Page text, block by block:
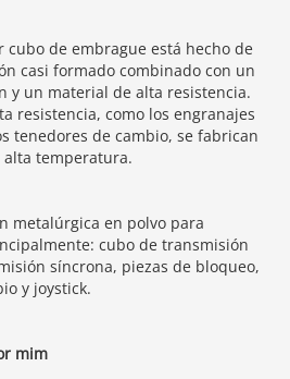
de embrague está hecho de
casi formado combinado con un
y un material de alta resistencia.
resistencia, como los engranajes
tenedores de cambio, se fabrican
temperatura.
metalúrgica en polvo para
cubo de transmisión
síncrona, piezas de bloqueo,
y joystick.
mim